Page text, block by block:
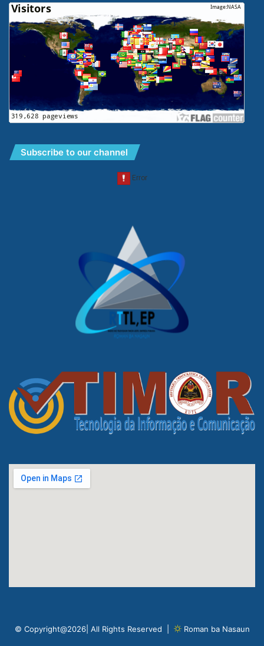
Subscribe to our channel
© Copyright@2026| All Rights Reserved | Roman ba Nasaun